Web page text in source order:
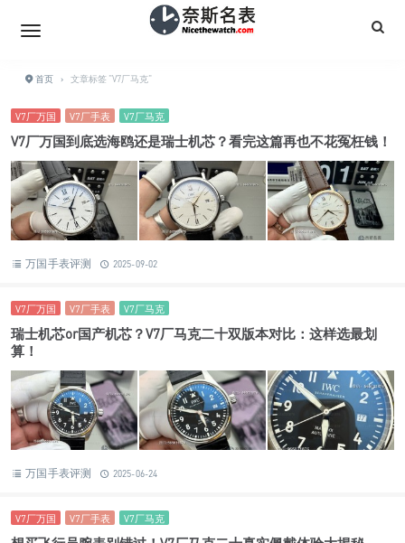
首页 › 文章标签 "V7厂马克"
V7厂万国 V7厂手表 V7厂马克
V7厂万国到底选海鸥还是瑞士机芯？看完这篇再也不花冤枉钱！
万国手表评测 2025-09-02
V7厂万国 V7厂手表 V7厂马克
瑞士机芯or国产机芯？V7厂马克二十双版本对比：这样选最划
算！
万国手表评测 2025-06-24
V7厂万国 V7厂手表 V7厂马克